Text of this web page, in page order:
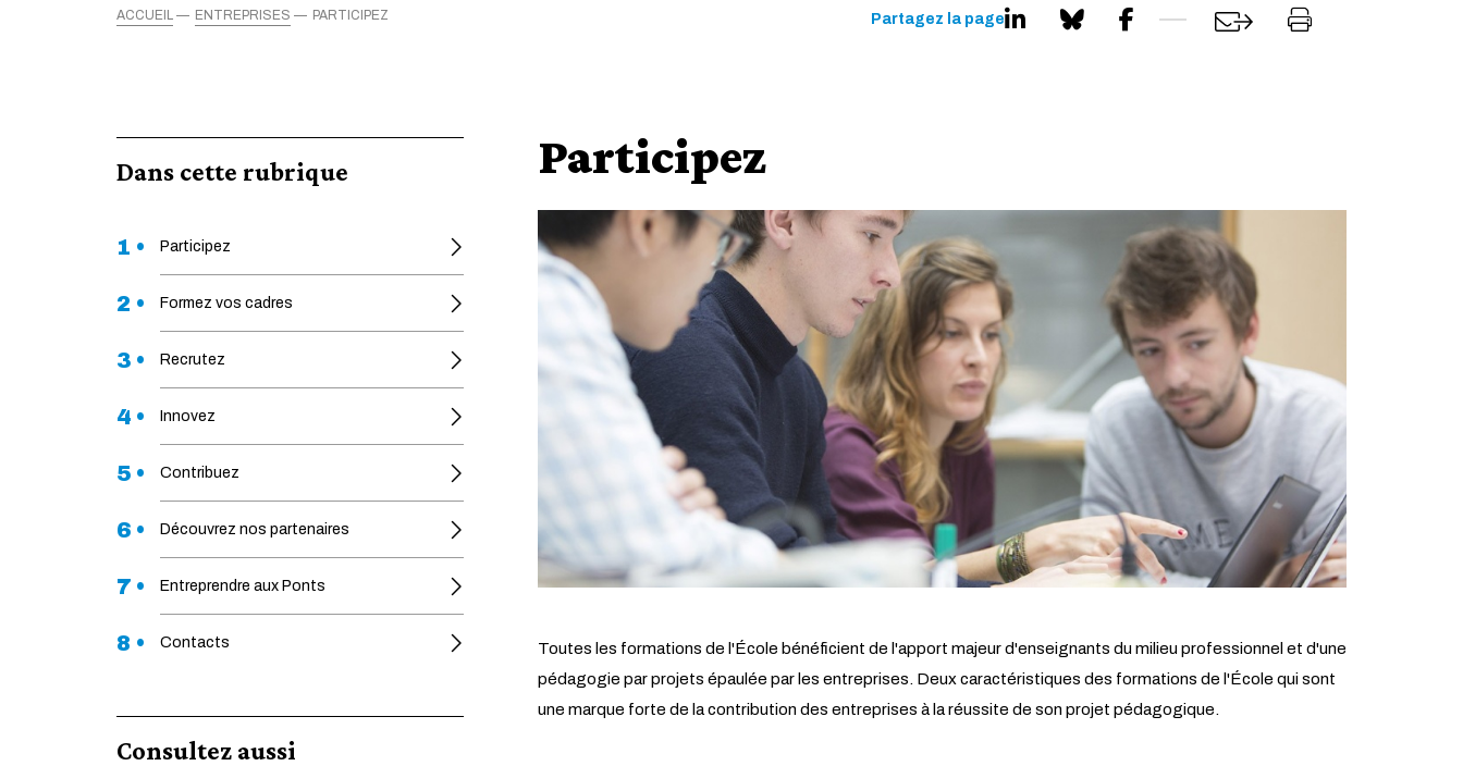
ACCUEIL ENTREPRISES PARTICIPEZ Partagez la page
Dans cette rubrique
1 • Participez
2 • Formez vos cadres
3 • Recrutez
4 • Innovez
5 • Contribuez
6 • Découvrez nos partenaires
7 • Entreprendre aux Ponts
8 • Contacts
Consultez aussi
Participez
Toutes les formations de l'École bénéficient de l'apport majeur d'enseignants du milieu professionnel et d'une
pédagogie par projets épaulée par les entreprises. Deux caractéristiques des formations de l'École qui sont
une marque forte de la contribution des entreprises à la réussite de son projet pédagogique.